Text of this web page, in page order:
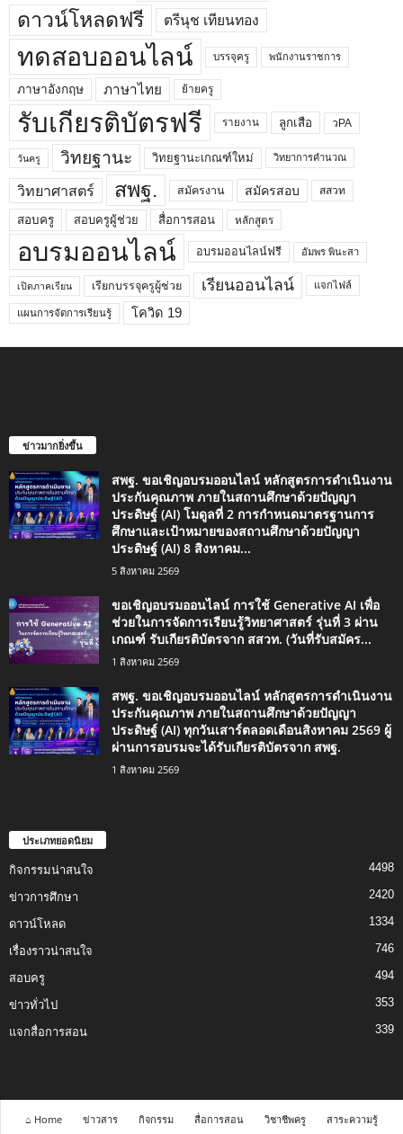
ดาวน์โหลดฟรี ตรีนุช เทียนทอง
ทดสอบออนไลน์ บรรจุครู พนักงานราชการ
ภาษาอังกฤษ ภาษาไทย ย้ายครู
รับเกียรติบัตรฟรี รายงาน ลูกเสือ วPA
วันครู วิทยฐานะ วิทยฐานะเกณฑ์ใหม่ วิทยาการคำนวณ
วิทยาศาสตร์ สพฐ. สมัครงาน สมัครสอบ สสวท
สอบครู สอบครูผู้ช่วย สื่อการสอน หลักสูตร
อบรมออนไลน์ อบรมออนไลน์ฟรี อัมพร พินะสา
เปิดภาคเรียน เรียกบรรจุครูผู้ช่วย เรียนออนไลน์ แจกไฟล์
แผนการจัดการเรียนรู้ โควิด 19
ข่าวมากยิ่งขึ้น
สพฐ. ขอเชิญอบรมออนไลน์ หลักสูตรการดำเนินงาน
ประกันคุณภาพ ภายในสถานศึกษาด้วยปัญญา
ประดิษฐ์ (AI) โมดูลที่ 2 การกำหนดมาตรฐานการ
ศึกษาและเป้าหมายของสถานศึกษาด้วยปัญญา
ประดิษฐ์ (AI) 8 สิงหาคม...
5 สิงหาคม 2569
ขอเชิญอบรมออนไลน์ การใช้ Generative AI เพื่อ
ช่วยในการจัดการเรียนรู้วิทยาศาสตร์ รุ่นที่ 3 ผ่าน
เกณฑ์ รับเกียรติบัตรจาก สสวท. (วันที่รับสมัคร...
1 สิงหาคม 2569
สพฐ. ขอเชิญอบรมออนไลน์ หลักสูตรการดำเนินงาน
ประกันคุณภาพ ภายในสถานศึกษาด้วยปัญญา
ประดิษฐ์ (AI) ทุกวันเสาร์ตลอดเดือนสิงหาคม 2569 ผู้
ผ่านการอบรมจะได้รับเกียรติบัตรจาก สพฐ.
1 สิงหาคม 2569
ประเภทยอดนิยม
กิจกรรมน่าสนใจ 4498
ข่าวการศึกษา 2420
ดาวน์โหลด 1334
เรื่องราวน่าสนใจ 746
สอบครู 494
ข่าวทั่วไป 353
แจกสื่อการสอน 339
⌂ Home ข่าวสาร กิจกรรม สื่อการสอน วิชาชีพครู สาระความรู้